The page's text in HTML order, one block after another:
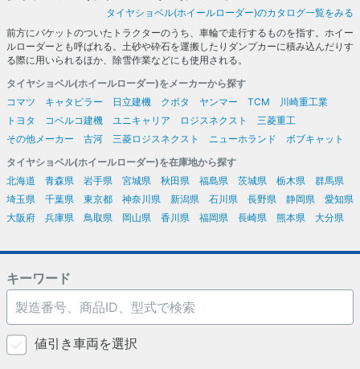
タイヤショベル(ホイールローダー)のカタログ一覧をみる
前方にバケットのついたトラクターのうち、車輪で走行するものを指す。ホイー
ルローダーとも呼ばれる。土砂や砕石を運搬したりダンプカーに積み込んだりす
る際に用いられるほか、除雪作業などにも使用される。
タイヤショベル(ホイールローダー)をメーカーから探す
コマツ
キャタピラー 日立建機 クボタ ヤンマー TCM
川崎重工業
トヨタ
コベルコ建機 ユニキャリア ロジスネクスト
三菱重工
その他メーカー
古河 三菱ロジスネクスト ニューホランド
ボブキャット
タイヤショベル(ホイールローダー)を在庫地から探す
北海道
青森県 岩手県 宮城県 秋田県 福島県 茨城県 栃木県
群馬県
埼玉県
千葉県 東京都 神奈川県 新潟県 石川県 長野県 静岡県
愛知県
大阪府
兵庫県 鳥取県 岡山県 香川県 福岡県 長崎県 熊本県 大分県
キーワード
値引き車両を選択